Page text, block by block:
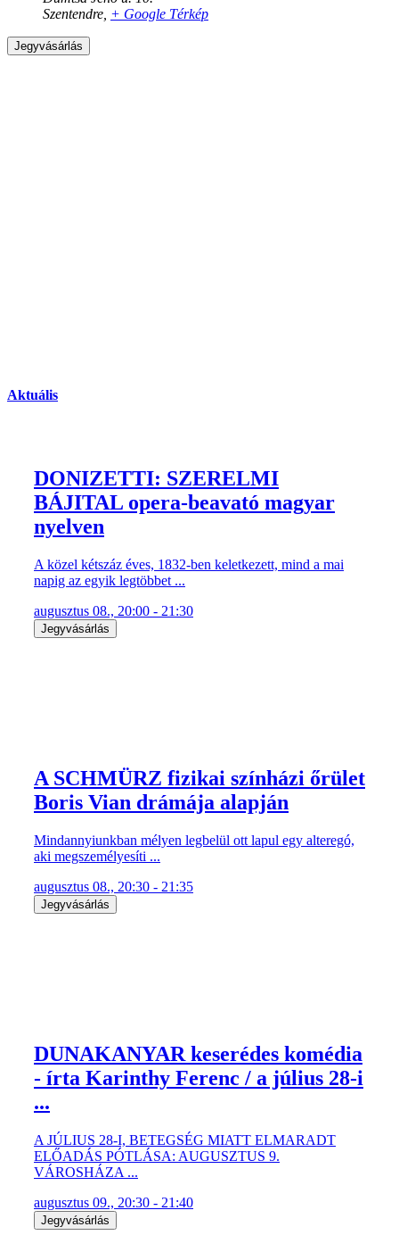
Szentendre, + Google Térkép
Jegyvásárlás
Aktuális
DONIZETTI: SZERELMI
BÁJITAL opera-beavató magyar
nyelven
A közel kétszáz éves, 1832-ben keletkezett, mind a mai
napig az egyik legtöbbet ...
augusztus 08., 20:00 - 21:30
Jegyvásárlás
A SCHMÜRZ fizikai színházi őrület
Boris Vian drámája alapján
Mindannyiunkban mélyen legbelül ott lapul egy alteregó,
aki megszemélyesíti ...
augusztus 08., 20:30 - 21:35
Jegyvásárlás
DUNAKANYAR keserédes komédia
- írta Karinthy Ferenc / a július 28-i
...
A JÚLIUS 28-I, BETEGSÉG MIATT ELMARADT
ELŐADÁS PÓTLÁSA: AUGUSZTUS 9.
VÁROSHÁZA ...
augusztus 09., 20:30 - 21:40
Jegyvásárlás